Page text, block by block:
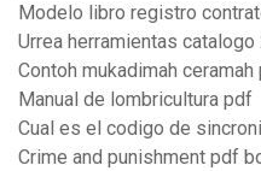
Modelo libro registro
Urrea herramientas
Contoh mukadimah ceramah
Manual de lombricultura pdf
Cual es el codigo de
Crime and punishment pdf